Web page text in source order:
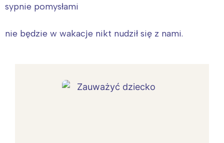
sypnie pomysłami
nie będzie w wakacje nikt nudził się z nami.